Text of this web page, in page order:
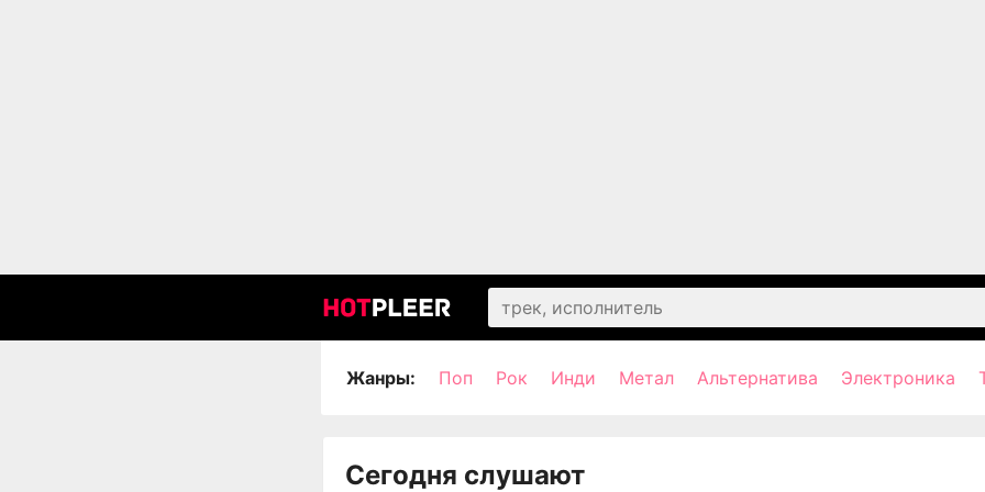
Жанры: Поп Рок Инди Метал Альтернатива Электроника
Сегодня слушают